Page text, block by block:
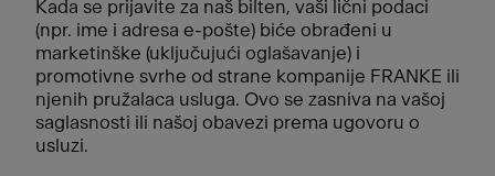
Kada se prijavite za naš bilten, vaši lični podaci
(npr. ime i adresa e-pošte) biće obrađeni u
marketinške (uključujući oglašavanje) i
promotivne svrhe od strane kompanije FRANKE ili
njenih pružalaca usluga. Ovo se zasniva na vašoj
saglasnosti ili našoj obavezi prema ugovoru o
usluzi.